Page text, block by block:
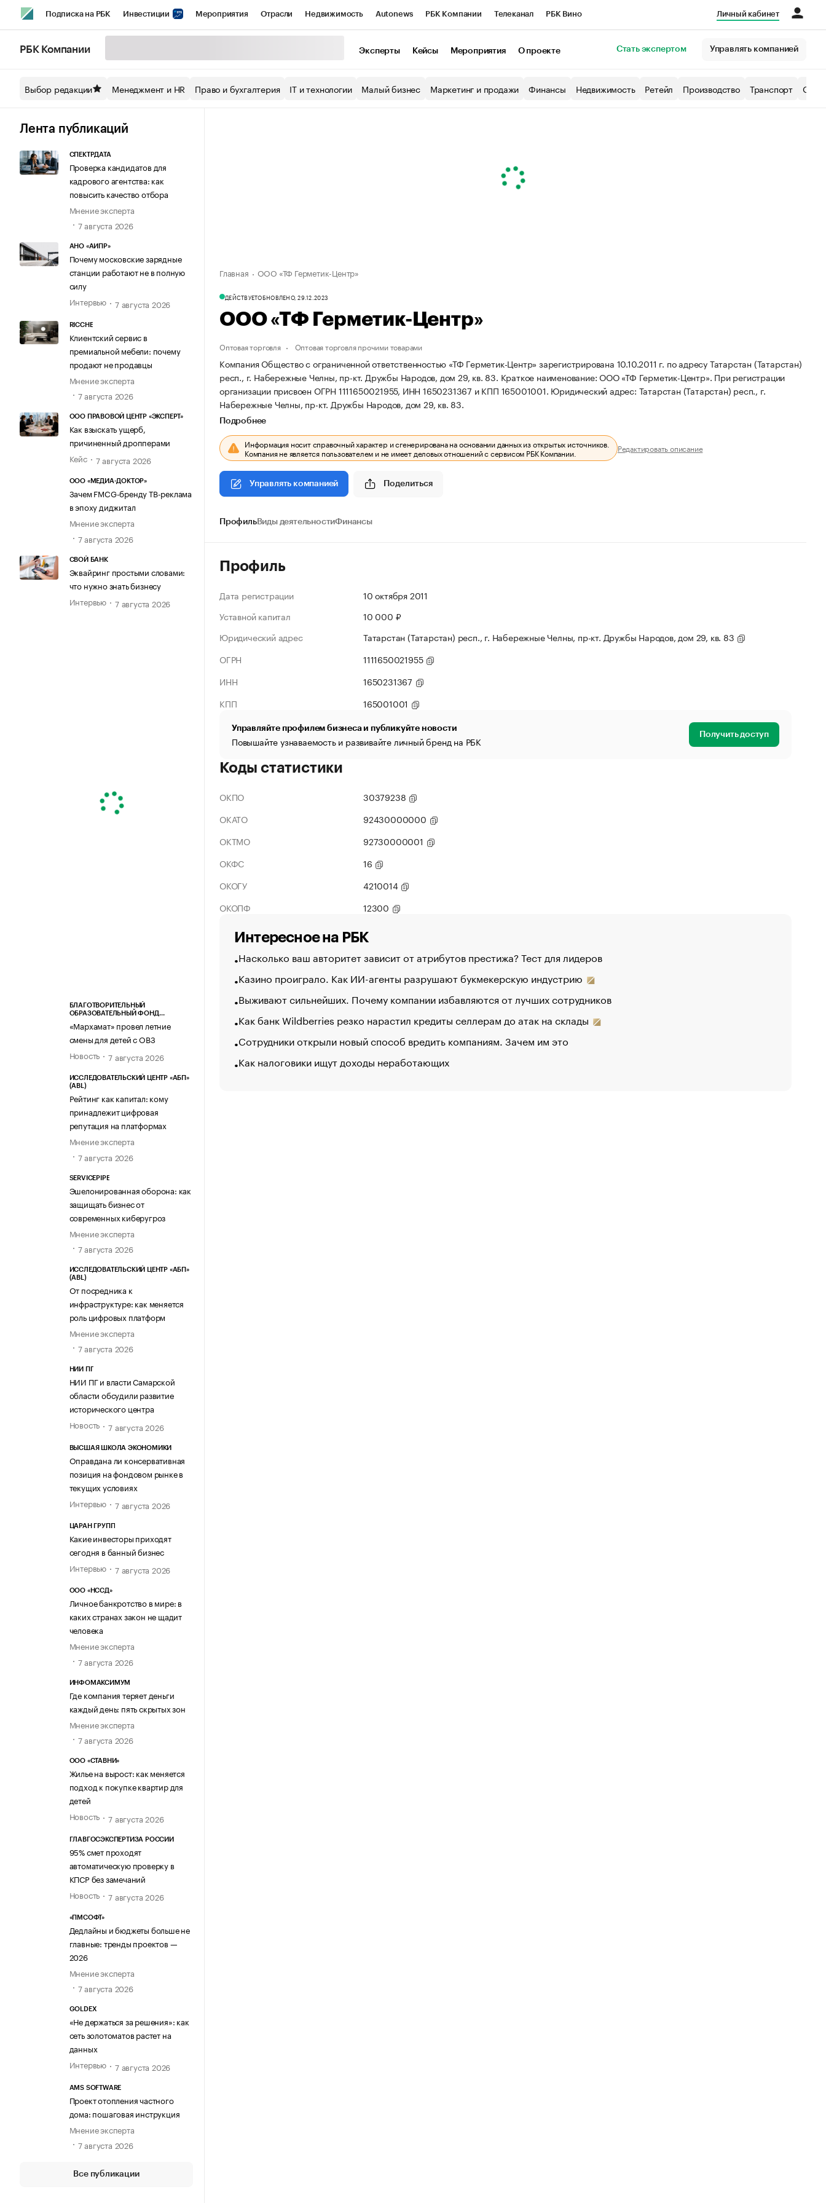
Подписка на РБК Инвестиции Мероприятия Отрасли Недвижимость Autonews РБК Компании Телеканал РБК Вино
Спецпроекты СПб Конференции СПб Спецпроекты Экономика Бизнес
Технологии и медиа
Личный кабинет
РБК Компании Эксперты Кейсы Мероприятия О проекте Стать экспертом Управлять компанией
Выбор редакции Менеджмент и HR Право и бухгалтерия IT и технологии Малый бизнес Маркетинг и продажи Финансы Недвижимость Ретейл Производство Транспорт
Лента публикаций
СПЕКТРДАТА
Проверка кандидатов для
кадрового агентства: как
повысить качество отбора
Мнение эксперта
7 августа 2026
АНО «АИПР»
Почему московские зарядные
станции работают не в полную
силу
Интервью
7 августа 2026
RICCHE
Клиентский сервис в
премиальной мебели: почему
продают не продавцы
Мнение эксперта
7 августа 2026
ООО ПРАВОВОЙ ЦЕНТР «ЭКСПЕРТ»
Как взыскать ущерб,
причиненный дропперами
Кейс
7 августа 2026
ООО «МЕДИА-ДОКТОР»
Зачем FMCG-бренду ТВ-реклама
в эпоху диджитал
Мнение эксперта
7 августа 2026
СВОЙ БАНК
Эквайринг простыми словами:
что нужно знать бизнесу
Интервью
7 августа 2026
БЛАГОТВОРИТЕЛЬНЫЙ
ОБРАЗОВАТЕЛЬНЫЙ ФОНД
«Мархамат» провел летние
смены для детей с ОВЗ
Новость
7 августа 2026
ИССЛЕДОВАТЕЛЬСКИЙ ЦЕНТР «АБП»
(ABL)
Рейтинг как капитал: кому
принадлежит цифровая
репутация на платформах
Мнение эксперта
7 августа 2026
SERVICEPIPE
Эшелонированная оборона: как
защищать бизнес от
современных киберугроз
Мнение эксперта
7 августа 2026
ИССЛЕДОВАТЕЛЬСКИЙ ЦЕНТР «АБП»
(ABL)
От посредника к
инфраструктуре: как меняется
роль цифровых платформ
Мнение эксперта
7 августа 2026
НИИ ПГ
НИИ ПГ и власти Самарской
области обсудили развитие
исторического центра
Новость
7 августа 2026
ВЫСШАЯ ШКОЛА ЭКОНОМИКИ
Оправдана ли консервативная
позиция на фондовом рынке в
текущих условиях
Интервью
7 августа 2026
ЦАРАН ГРУПП
Какие инвесторы приходят
сегодня в банный бизнес
Интервью
7 августа 2026
ООО «НССД»
Личное банкротство в мире: в
каких странах закон не щадит
человека
Мнение эксперта
7 августа 2026
ИНФОМАКСИМУМ
Где компания теряет деньги
каждый день: пять скрытых зон
Мнение эксперта
7 августа 2026
ООО «СТАВНИ»
Жилье на вырост: как меняется
подход к покупке квартир для
детей
Новость
7 августа 2026
ГЛАВГОСЭКСПЕРТИЗА РОССИИ
95% смет проходят
автоматическую проверку в
КПСР без замечаний
Новость
7 августа 2026
«ПМСОФТ»
Дедлайны и бюджеты больше не
главные: тренды проектов —
2026
Мнение эксперта
7 августа 2026
GOLDEX
«Не держаться за решения»: как
сеть золотоматов растет на
данных
Интервью
7 августа 2026
AMS SOFTWARE
Проект отопления частного
дома: пошаговая инструкция
Мнение эксперта
7 августа 2026
Все публикации
Главная ООО «ТФ Герметик-Центр»
ДЕЙСТВУЕТОБНОВЛЕНО, 29.12.2023
ООО «ТФ Герметик-Центр»
Оптовая торговля Оптовая торговля прочими товарами
Компания Общество с ограниченной ответственностью «ТФ Герметик-Центр» зарегистрирована 10.10.2011 г. по адресу Татарстан (Татарстан)
респ., г. Набережные Челны, пр-кт. Дружбы Народов, дом 29, кв. 83. Краткое наименование: ООО «ТФ Герметик-Центр». При регистрации
организации присвоен ОГРН 1111650021955, ИНН 1650231367 и КПП 165001001. Юридический адрес: Татарстан (Татарстан) респ., г.
Набережные Челны, пр-кт. Дружбы Народов, дом 29, кв. 83.
Подробнее
Информация носит справочный характер и сгенерирована на основании данных из открытых источников.
Компания не является пользователем и не имеет деловых отношений с сервисом РБК Компании. Редактировать описание
Управлять компанией Поделиться
ПрофильВиды деятельностиФинансы
Профиль
Дата регистрации
10 октября 2011
Уставной капитал
10 000 ₽
Юридический адрес
Татарстан (Татарстан) респ., г. Набережные Челны, пр-кт. Дружбы Народов, дом 29, кв. 83
ОГРН
1111650021955
ИНН
1650231367
КПП
165001001
Управляйте профилем бизнеса и публикуйте новости
Повышайте узнаваемость и развивайте личный бренд на РБК Получить доступ
Коды статистики
ОКПО
30379238
ОКАТО
92430000000
ОКТМО
92730000001
ОКФС
16
ОКОГУ
4210014
ОКОПФ
12300
Интересное на РБК
Насколько ваш авторитет зависит от атрибутов престижа? Тест для лидеров
Казино проиграло. Как ИИ-агенты разрушают букмекерскую индустрию
Выживают сильнейших. Почему компании избавляются от лучших сотрудников
Как банк Wildberries резко нарастил кредиты селлерам до атак на склады
Сотрудники открыли новый способ вредить компаниям. Зачем им это
Как налоговики ищут доходы неработающих